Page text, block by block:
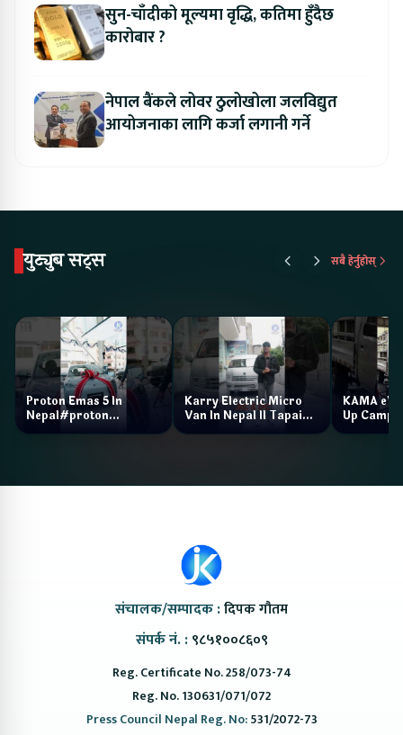
सुन-चाँदीको मूल्यमा वृद्धि, कतिमा हुँदैछ
कारोबार ?
नेपाल बैंकले लोवर ठुलोखोला जलविद्युत
आयोजनाका लागि कर्जा लगानी गर्ने
युट्युब सट्स सबै हेर्नुहोस्
Proton Emas 5 In
Nepal#proton
#protonemas5#protonnepal#evcarnepal
Karry Electric Micro
Van In Nepal II Tapaiko
Bazar II Jankari
KAMA eV
Up Camp
संचालक/सम्पादक :दिपक गौतम
संपर्क नं. : ९८५१००८६०९
Reg. Certificate No. 258/073-74
Reg. No. 130631/071/072
Press Council Nepal Reg. No:531/2072-73